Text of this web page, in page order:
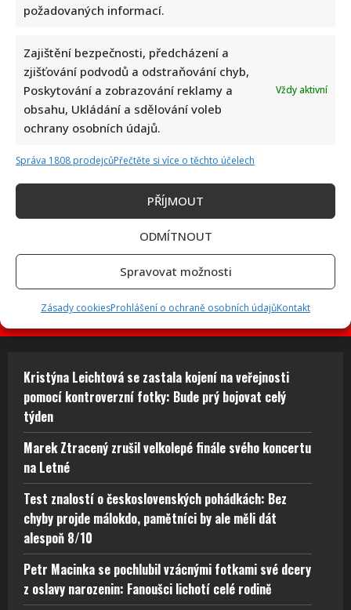
požadovaných informací.
Zajištění bezpečnosti, předcházení a
zjišťování podvodů a odstraňování chyb,
Poskytování a zobrazování reklamy a
obsahu, Ukládání a sdělování voleb
ochrany osobních údajů.
Vždy aktivní
Správa 1808 prodejcůPřečtěte si více o těchto účelech
PŘÍJMOUT
ODMÍTNOUT
Spravovat možnosti
Zásady cookiesProhlášení o ochraně osobních údajůKontakt
Petr Macinka se pochlubil vzácnými fotkami své dcery z
oslavy narozenin: Fanoušci lichotí celé rodině
Leoš Mareš odhalil, kolik stojí synovo studium na Floridě:
Jde o více než milion ročně
Kristýna Leichtová se zastala kojení na veřejnosti
pomocí kontroverzní fotky: Bude prý bojovat celý
týden
Marek Ztracený zrušil velkolepé finále svého koncertu
na Letné
Test znalostí o československých pohádkách: Bez
chyby projde málokdo, pamětníci by ale měli dát
alespoň 8/10
Petr Macinka se pochlubil vzácnými fotkami své dcery
z oslavy narozenin: Fanoušci lichotí celé rodině